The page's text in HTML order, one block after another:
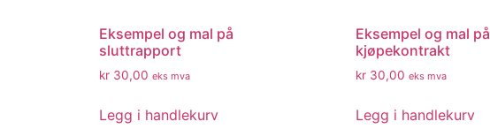
Eksempel og mal på
sluttrapport
kr 30,00 eks mva
Legg i handlekurv
Eksempel og mal på
kjøpekontrakt
kr30,00 eks mva
Legg i handlekurv